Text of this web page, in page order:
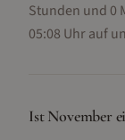
Stunden und 0
05:08 Uhr auf
Ist November